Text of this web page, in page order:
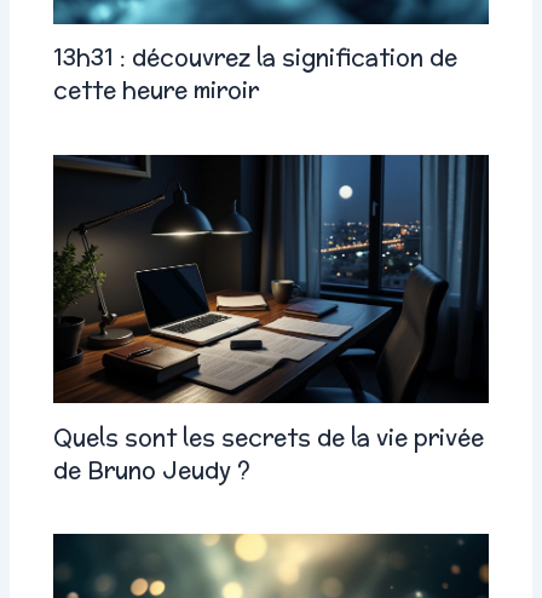
13h31 : découvrez la signification de
cette heure miroir
Quels sont les secrets de la vie privée
de Bruno Jeudy ?